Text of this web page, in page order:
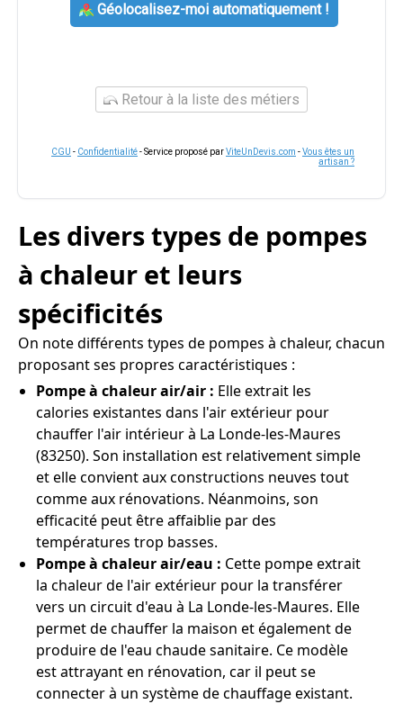
Géolocalisez-moi automatiquement !
Retour à la liste des métiers
CGU - Confidentialité- Service proposé parViteUnDevis.com -Vous êtes un
artisan ?
Les divers types de pompes
à chaleur et leurs
spécificités
On note différents types de pompes à chaleur, chacun
proposant ses propres caractéristiques :
Pompe à chaleur air/air : Elle extrait les
calories existantes dans l'air extérieur pour
chauffer l'air intérieur à La Londe-les-Maures
(83250). Son installation est relativement simple
et elle convient aux constructions neuves tout
comme aux rénovations. Néanmoins, son
efficacité peut être affaiblie par des
températures trop basses.
Pompe à chaleur air/eau : Cette pompe extrait
la chaleur de l'air extérieur pour la transférer
vers un circuit d'eau à La Londe-les-Maures. Elle
permet de chauffer la maison et également de
produire de l'eau chaude sanitaire. Ce modèle
est attrayant en rénovation, car il peut se
connecter à un système de chauffage existant.